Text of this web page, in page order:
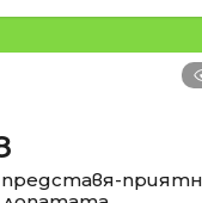
представя-